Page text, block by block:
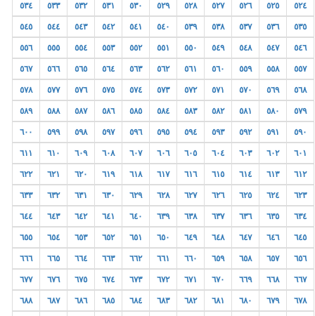
٥٢٤ ٥٢٥ ٥٢٦ ٥٢٧ ٥٢٨ ٥٢٩ ٥٣٠ ٥٣١ ٥٣٢ ٥٣٣ ٥٣٤
٥٣٥ ٥٣٦ ٥٣٧ ٥٣٨ ٥٣٩ ٥٤٠ ٥٤١ ٥٤٢ ٥٤٣ ٥٤٤ ٥٤٥
٥٤٦ ٥٤٧ ٥٤٨ ٥٤٩ ٥٥٠ ٥٥١ ٥٥٢ ٥٥٣ ٥٥٤ ٥٥٥ ٥٥٦
٥٥٧ ٥٥٨ ٥٥٩ ٥٦٠ ٥٦١ ٥٦٢ ٥٦٣ ٥٦٤ ٥٦٥ ٥٦٦ ٥٦٧
٥٦٨ ٥٦٩ ٥٧٠ ٥٧١ ٥٧٢ ٥٧٣ ٥٧٤ ٥٧٥ ٥٧٦ ٥٧٧ ٥٧٨
٥٧٩ ٥٨٠ ٥٨١ ٥٨٢ ٥٨٣ ٥٨٤ ٥٨٥ ٥٨٦ ٥٨٧ ٥٨٨ ٥٨٩
٥٩٠ ٥٩١ ٥٩٢ ٥٩٣ ٥٩٤ ٥٩٥ ٥٩٦ ٥٩٧ ٥٩٨ ٥٩٩ ٦٠٠
٦٠١ ٦٠٢ ٦٠٣ ٦٠٤ ٦٠٥ ٦٠٦ ٦٠٧ ٦٠٨ ٦٠٩ ٦١٠ ٦١١
٦١٢ ٦١٣ ٦١٤ ٦١٥ ٦١٦ ٦١٧ ٦١٨ ٦١٩ ٦٢٠ ٦٢١ ٦٢٢
٦٢٣ ٦٢٤ ٦٢٥ ٦٢٦ ٦٢٧ ٦٢٨ ٦٢٩ ٦٣٠ ٦٣١ ٦٣٢ ٦٣٣
٦٣٤ ٦٣٥ ٦٣٦ ٦٣٧ ٦٣٨ ٦٣٩ ٦٤٠ ٦٤١ ٦٤٢ ٦٤٣ ٦٤٤
٦٤٥ ٦٤٦ ٦٤٧ ٦٤٨ ٦٤٩ ٦٥٠ ٦٥١ ٦٥٢ ٦٥٣ ٦٥٤ ٦٥٥
٦٥٦ ٦٥٧ ٦٥٨ ٦٥٩ ٦٦٠ ٦٦١ ٦٦٢ ٦٦٣ ٦٦٤ ٦٦٥ ٦٦٦
٦٦٧ ٦٦٨ ٦٦٩ ٦٧٠ ٦٧١ ٦٧٢ ٦٧٣ ٦٧٤ ٦٧٥ ٦٧٦ ٦٧٧
٦٧٨ ٦٧٩ ٦٨٠ ٦٨١ ٦٨٢ ٦٨٣ ٦٨٤ ٦٨٥ ٦٨٦ ٦٨٧ ٦٨٨